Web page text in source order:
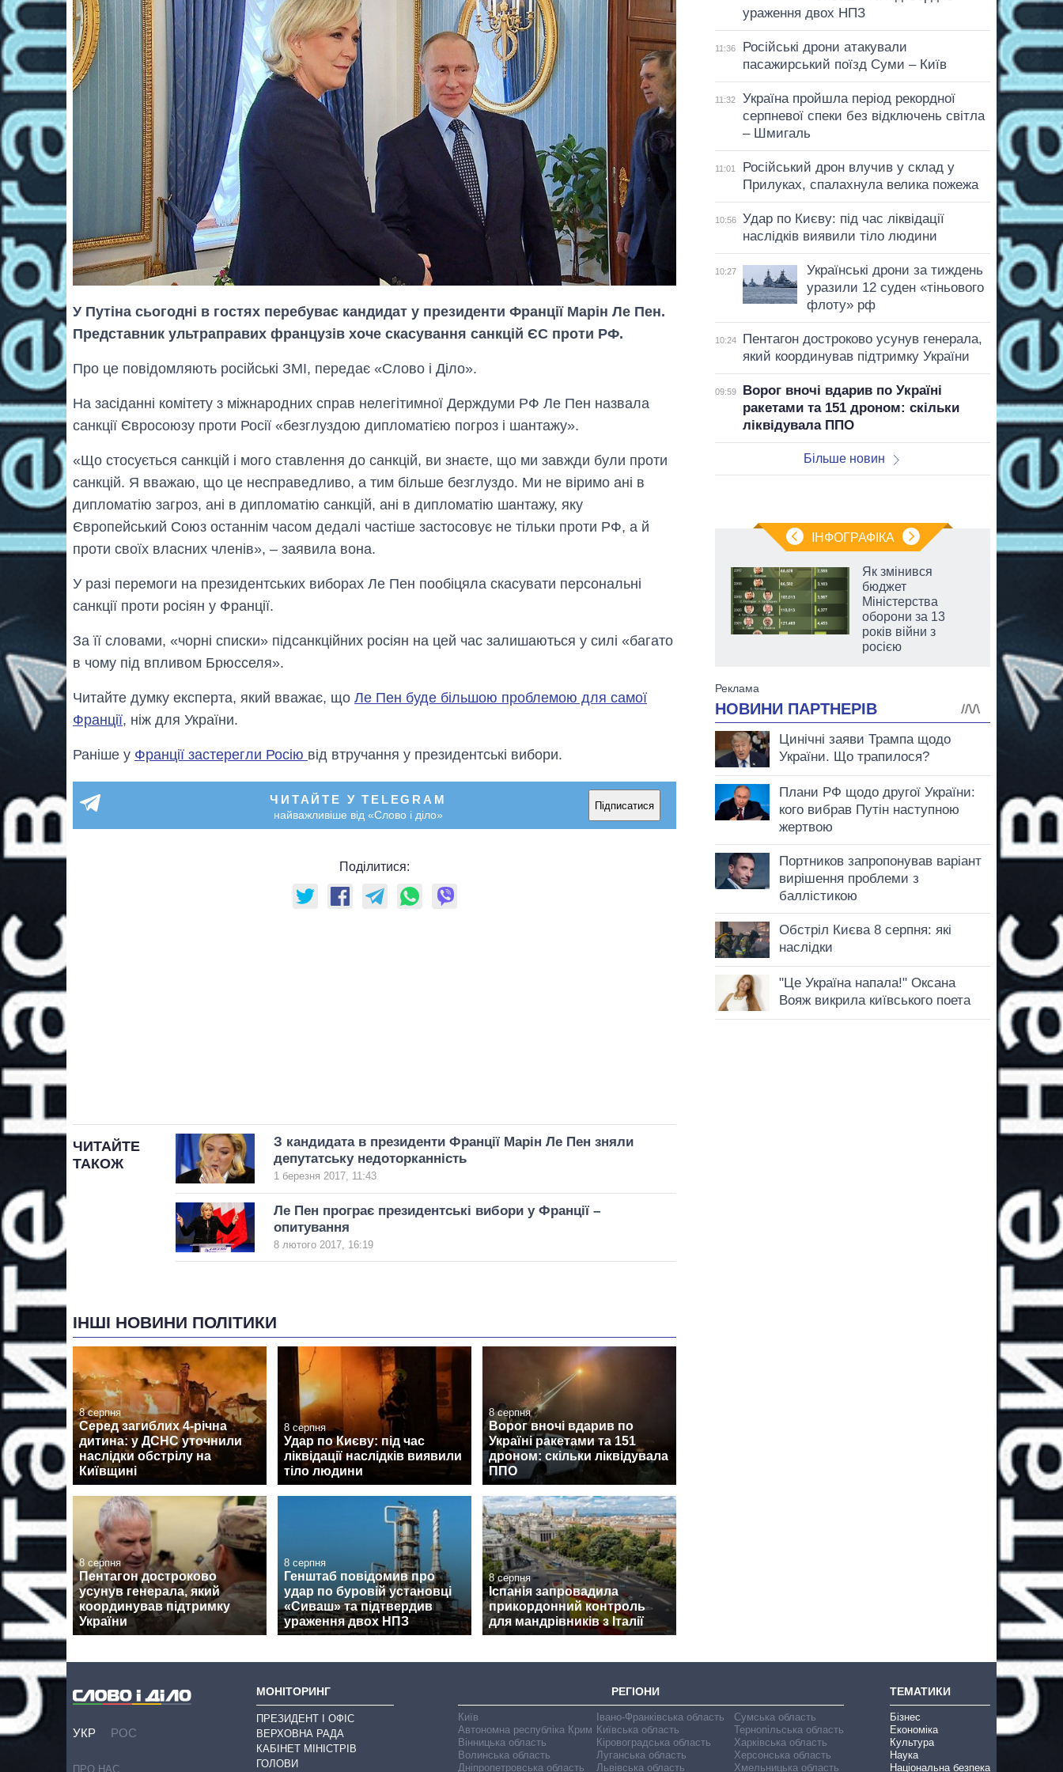
У Путіна сьогодні в гостях перебуває кандидат у президенти Франції Марін Ле Пен.
Представник ультраправих французів хоче скасування санкцій ЄС проти РФ.
Про це повідомляють російські ЗМІ, передає «Слово і Діло».
На засіданні комітету з міжнародних справ нелегітимної Держдуми РФ Ле Пен назвала
санкції Євросоюзу проти Росії «безглуздою дипломатією погроз і шантажу».
«Що стосується санкцій і мого ставлення до санкцій, ви знаєте, що ми завжди були проти
санкцій. Я вважаю, що це несправедливо, а тим більше безглуздо. Ми не віримо ані в
дипломатію загроз, ані в дипломатію санкцій, ані в дипломатію шантажу, яку
Європейський Союз останнім часом дедалі частіше застосовує не тільки проти РФ, а й
проти своїх власних членів», – заявила вона.
У разі перемоги на президентських виборах Ле Пен пообіцяла скасувати персональні
санкції проти росіян у Франції.
За її словами, «чорні списки» підсанкційних росіян на цей час залишаються у силі «багато
в чому під впливом Брюсселя».
Читайте думку експерта, який вважає, що Ле Пен буде більшою проблемою для самої
Франції, ніж для України.
Раніше у Франції застерегли Росію від втручання у президентські вибори.
ЧИТАЙТЕ У TELEGRAM
найважливіше від «Слово і діло»
Підписатися
Поділитися:
ЧИТАЙТЕ
ТАКОЖ
З кандидата в президенти Франції Марін Ле Пен зняли
депутатську недоторканність
1 березня 2017, 11:43
Ле Пен програє президентські вибори у Франції –
опитування
8 лютого 2017, 16:19
ІНШІ НОВИНИ ПОЛІТИКИ
8 серпня
Серед загиблих 4-річна
дитина: у ДСНС уточнили
наслідки обстрілу на
Київщині
8 серпня
Удар по Києву: під час
ліквідації наслідків виявили
тіло людини
8 серпня
Ворог вночі вдарив по
Україні ракетами та 151
дроном: скільки ліквідувала
ППО
8 серпня
Пентагон достроково
усунув генерала, який
координував підтримку
України
8 серпня
Генштаб повідомив про
удар по буровій установці
«Сиваш» та підтвердив
ураження двох НПЗ
8 серпня
Іспанія запровадила
прикордонний контроль
для мандрівників з Італії
ураження двох НПЗ
11:36
Російські дрони атакували
пасажирський поїзд Суми – Київ
11:32
Україна пройшла період рекордної
серпневої спеки без відключень світла
– Шмигаль
11:01
Російський дрон влучив у склад у
Прилуках, спалахнула велика пожежа
10:56
Удар по Києву: під час ліквідації
наслідків виявили тіло людини
10:27
Українські дрони за тиждень
уразили 12 суден «тіньового
флоту» рф
10:24
Пентагон достроково усунув генерала,
який координував підтримку України
09:59
Ворог вночі вдарив по Україні
ракетами та 151 дроном: скільки
ліквідувала ППО
Більше новин
ІНФОГРАФІКА
вирощували в
Як змінився
бюджет
Міністерства
оборони за 13
років війни з
росією
УКР РОС
ПРО НАС
МОНІТОРИНГ
ПРЕЗИДЕНТ І ОФІС
ВЕРХОВНА РАДА
КАБІНЕТ МІНІСТРІВ
ГОЛОВИ
РЕГІОНИ
Київ
Автономна республіка Крим
Вінницька область
Волинська область
Дніпропетровська область
Івано-Франківська область
Київська область
Кіровоградська область
Луганська область
Львівська область
Сумська область
Тернопільська область
Харківська область
Херсонська область
Хмельницька область
ТЕМАТИКИ
Бізнес
Економіка
Культура
Наука
Національна безпека